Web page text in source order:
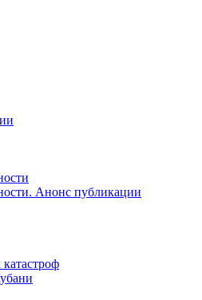
Анонс публикации